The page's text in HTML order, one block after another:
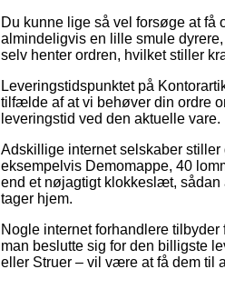
Du kunne lige så vel forsøge at få
almindeligvis en lille smule
selv henter ordren, hvilket stiller
Leveringstidspunktet på
tilfælde af at vi behøver din ordre
leveringstid ved den aktuelle vare.
Adskillige internet selskaber
eksempelvis Demomappe, 40
end et nøjagtigt klokkeslæt, sådan
tager hjem.
Nogle internet forhandlere tilbyder
man beslutte sig for den billigste
eller Struer – vil være at få dem til